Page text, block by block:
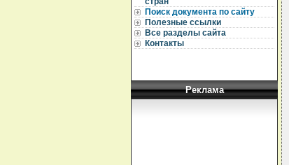
Поиск документа по сайту
Полезные ссылки
Все разделы сайта
Контакты
Реклама